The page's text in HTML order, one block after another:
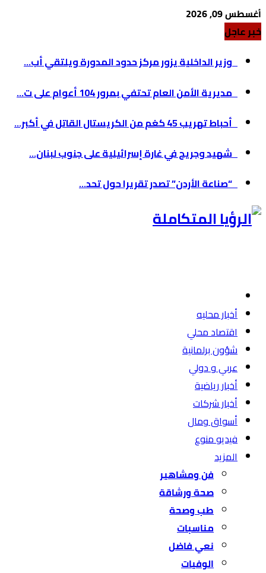
أغسطس 09, 2026
خبر عاجل
وزير الداخلية يزور مركز حدود المدورة ويلتقي أب...
مديرية الأمن العام تحتفي بمرور 104 أعوام على ت...
أحباط تهريب 45 كغم من الكريستال القاتل في أكبر...
شهيد وجريح في غارة إسرائيلية على جنوب لبنان...
“صناعة الأردن” تصدر تقريرا حول تحد...
أخبار محليه
اقتصاد محلي
شؤون برلمانية
عربي و دولي
أخبار رياضية
أخبار شركات
أسواق ومال
فيديو منوع
المزيد
فن ومشاهير
صحة ورشاقة
طب وصحة
مناسبات
نعي فاضل
الوفيات